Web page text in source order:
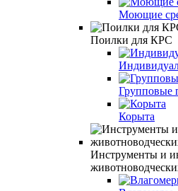
Моющие
Поилки для КРС
Групповые
Корыта
Инструменты и